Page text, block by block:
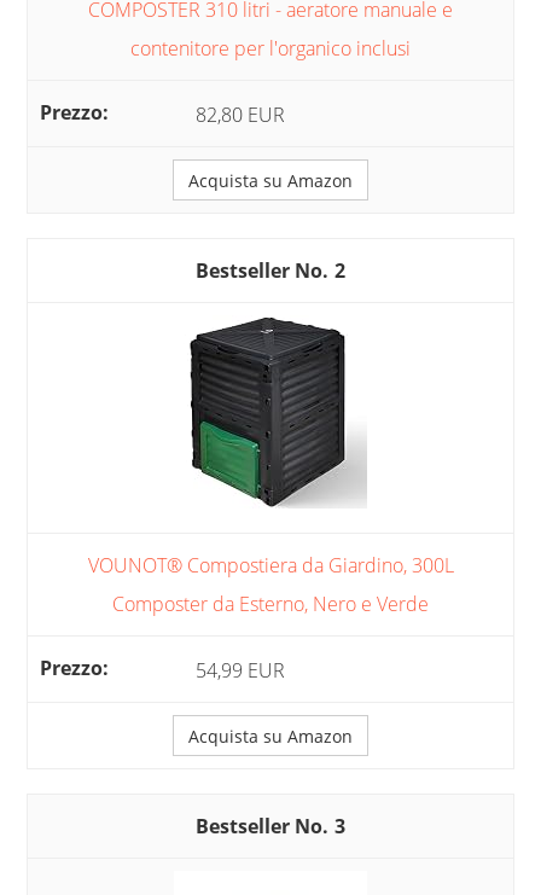
COMPOSTER 310 litri - aeratore manuale e
contenitore per l'organico inclusi
82,80 EUR
Acquista su Amazon
2
VOUNOT® Compostiera da Giardino, 300L
Composter da Esterno, Nero e Verde
54,99 EUR
Acquista su Amazon
3